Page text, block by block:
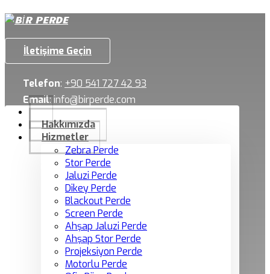
İletişime Geçin
Telefon: +90 541 727 42 93
Email:info@birperde.com
Hakkımızda
Hizmetler
Zebra Perde
Stor Perde
Jaluzi Perde
Dikey Perde
Blackout Perde
Screen Perde
Ahşap Jaluzi Perde
Ahşap Stor Perde
Projeksiyon Perde
Motorlu Perde